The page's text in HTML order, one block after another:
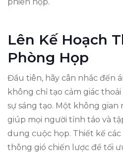
phiên họp.
Lên Kế Hoạch
Phòng Họp
Đầu tiên, hãy cân nhắc đến
không chỉ tạo cảm giác
sự sáng tạo. Một không gian
giúp mọi người tỉnh táo và
dung cuộc họp. Thiết kế các
thông gió chiến lược để tối